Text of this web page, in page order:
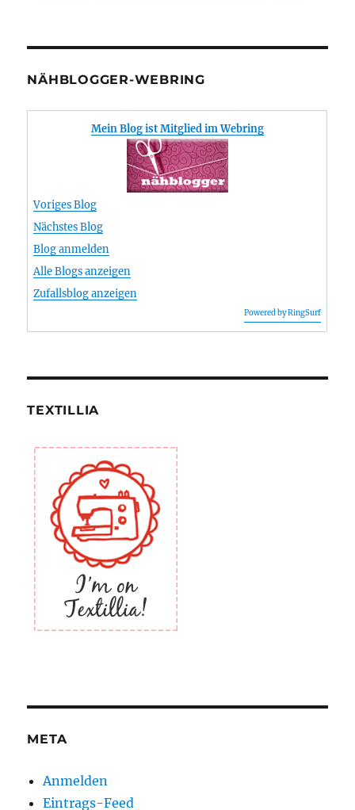
NÄHBLOGGER-WEBRING
Mein Blog ist Mitglied im Webring
Voriges Blog
Nächstes Blog
Blog anmelden
Alle Blogs anzeigen
Zufallsblog anzeigen
Powered by RingSurf
TEXTILLIA
META
Anmelden
Eintrags-Feed